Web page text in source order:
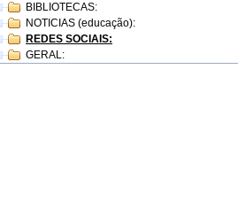
BIBLIOTECAS:
NOTICIAS (educação):
REDES SOCIAIS:
GERAL: